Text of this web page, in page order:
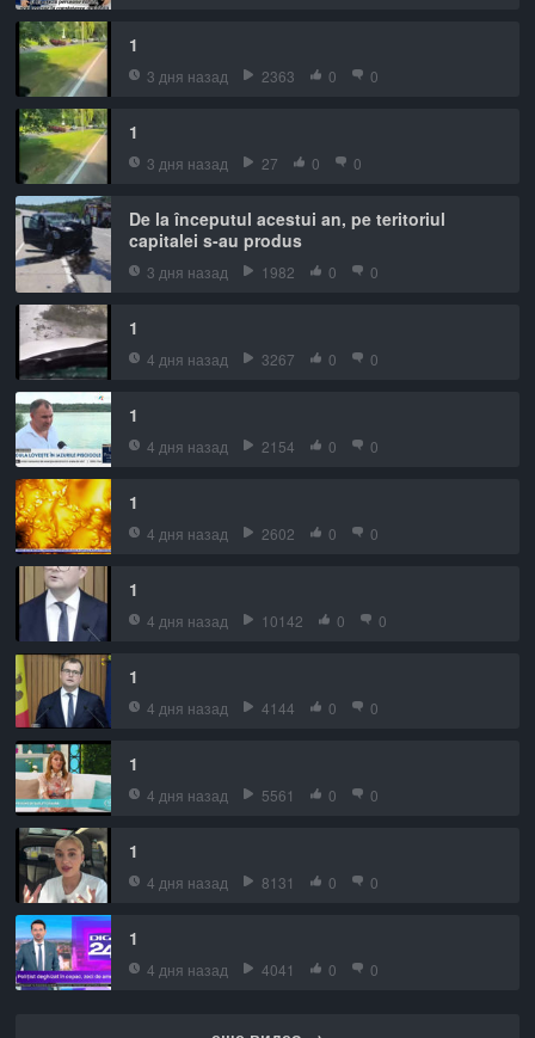
1
3 дня назад 2363 0 0
1
3 дня назад 27 0 0
De la începutul acestui an, pe teritoriul
capitalei s-au produs
3 дня назад 1982 0 0
1
4 дня назад 3267 0 0
1
4 дня назад 2154 0 0
1
4 дня назад 2602 0 0
1
4 дня назад 10142 0 0
1
4 дня назад 4144 0 0
1
4 дня назад 5561 0 0
1
4 дня назад 8131 0 0
1
4 дня назад 4041 0 0